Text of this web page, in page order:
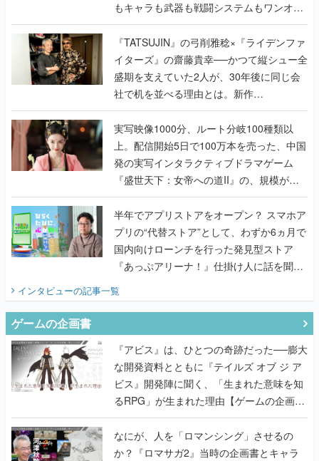
もキャラも武器も戦闘システムもワンオフ
で作り込まれた理由を両ディレクターに聞
く
『TATSUJIN』の弓削雅稔×『ライデンファ
イターズ』の齋藤貴幸──かつて縦シュー全
盛期を支えていた2人が、30年後に同じ会
社で机を並べる理由とは。新作
『TATSUJIN EXTREME』で初タッグを組
んだレジェンド2人に訊く開発秘話
実写映像1000分、ルート分岐100種類以
上。配信開始5日で100万本を売った、中国
発の実写インタラクティブドラマゲーム
『盛世天下：女帝への道II』の、規模が違
うこだわりをプロデューサーに聞いた
半年でアプリストアをオープン？ スマホア
プリの“代替ストア”として、わずか6ヵ月で
国内向けローンチを行った発見型ストア
『あっぷアリーナ！』仕掛け人に話を聞い
インタビューの記事一覧
ゲームの企画書
『アビス』は、ひとつの奇跡だった──膨大
な開発資料とともに『テイルズ オブ ジ ア
ビス』開発陣に聞く、「生まれた意味を知
るRPG」が生まれた理由【ゲームの企画
書】
なにが、人を「ロマンシング」させるの
か？『ロマサガ2』当時の企画書とキャラ